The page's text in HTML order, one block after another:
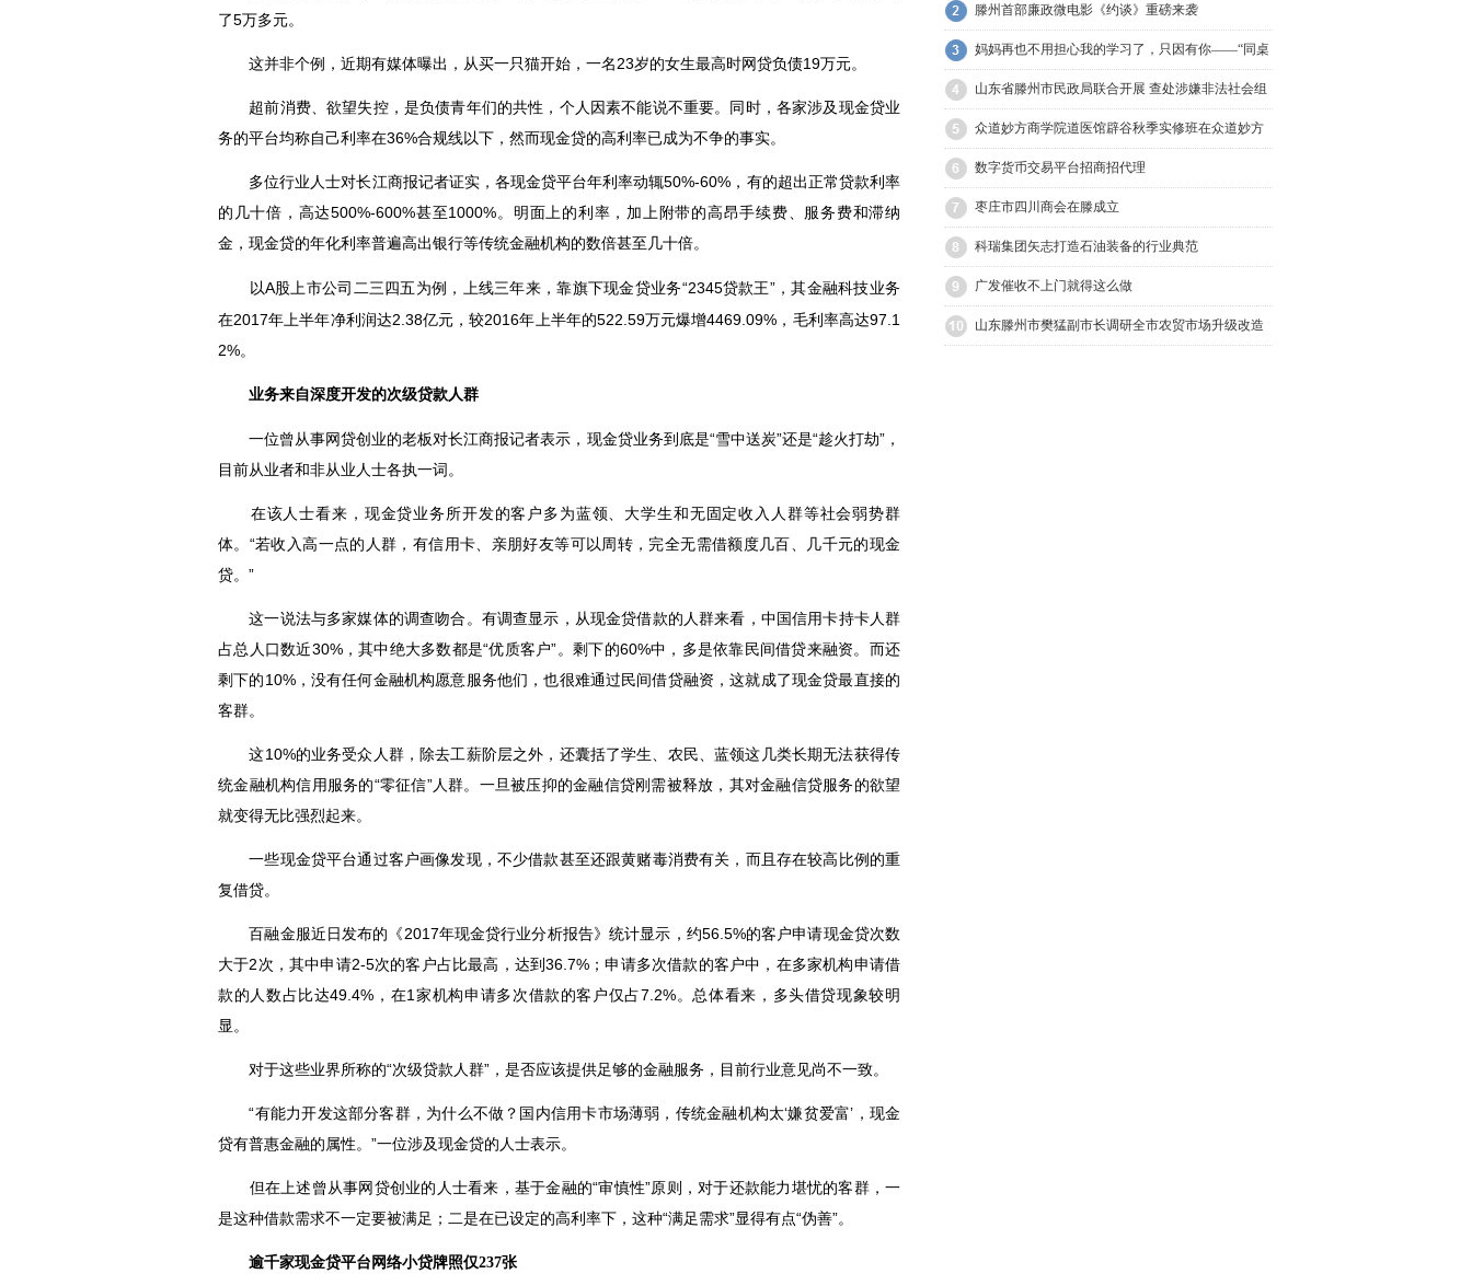
了5万多元。
这并非个例，近期有媒体曝出，从买一只猫开始，一名23岁的女生最高时网贷负债19万元。
超前消费、欲望失控，是负债青年们的共性，个人因素不能说不重要。同时，各家涉及现金贷业
务的平台均称自己利率在36%合规线以下，然而现金贷的高利率已成为不争的事实。
多位行业人士对长江商报记者证实，各现金贷平台年利率动辄50%-60%，有的超出正常贷款利率
的几十倍，高达500%-600%甚至1000%。明面上的利率，加上附带的高昂手续费、服务费和滞纳
金，现金贷的年化利率普遍高出银行等传统金融机构的数倍甚至几十倍。
以A股上市公司 二三四五 为例，上线三年来，靠旗下现金贷业务“2345贷款王”，其金融科技业务
在2017年上半年净利润达2.38亿元，较2016年上半年的522.59万元爆增4469.09%，毛利率高达97.1
2%。
业务来自深度开发的次级贷款人群
一位曾从事网贷创业的老板对长江商报记者表示，现金贷业务到底是“雪中送炭”还是“趁火打劫”，
目前从业者和非从业人士各执一词。
在该人士看来，现金贷业务所开发的客户多为蓝领、大学生和无固定收入人群等社会弱势群
体。“若收入高一点的人群，有信用卡、亲朋好友等可以周转，完全无需借额度几百、几千元的现金
贷。”
这一说法与多家媒体的调查吻合。有调查显示，从现金贷借款的人群来看，中国信用卡持卡人群
占总人口数近30%，其中绝大多数都是“优质客户”。剩下的60%中，多是依靠民间借贷来融资。而还
剩下的10%，没有任何金融机构愿意服务他们，也很难通过民间借贷融资，这就成了现金贷最直接的
客群。
这10%的业务受众人群，除去工薪阶层之外，还囊括了学生、农民、蓝领这几类长期无法获得传
统金融机构信用服务的“零征信”人群。一旦被压抑的金融信贷刚需被释放，其对金融信贷服务的欲望
就变得无比强烈起来。
一些现金贷平台通过客户画像发现，不少借款甚至还跟黄赌毒消费有关，而且存在较高比例的重
复借贷。
百融金服近日发布的《2017年现金贷行业分析报告》统计显示，约56.5%的客户申请现金贷次数
大于2次，其中申请2-5次的客户占比最高，达到36.7%；申请多次借款的客户中，在多家机构申请借
款的人数占比达49.4%，在1家机构申请多次借款的客户仅占7.2%。总体看来，多头借贷现象较明
显。
对于这些业界所称的“次级贷款人群”，是否应该提供足够的金融服务，目前行业意见尚不一致。
“有能力开发这部分客群，为什么不做？国内信用卡市场薄弱，传统金融机构太‘嫌贫爱富’，现金
贷有普惠金融的属性。”一位涉及现金贷的人士表示。
但在上述曾从事网贷创业的人士看来，基于金融的“审慎性”原则，对于还款能力堪忧的客群，一
是这种借款需求不一定要被满足；二是在已设定的高利率下，这种“满足需求”显得有点“伪善”。
逾千家现金贷平台网络小贷牌照仅237张
园调研回迁安置房屋规划建设情况
滕州首部廉政微电影《约谈》重磅来袭
妈妈再也不用担心我的学习了，只因有你——“同桌
100学习网”你好，我也好
山东省滕州市民政局联合开展 查处涉嫌非法社会组
织活动
众道妙方商学院道医馆辟谷秋季实修班在众道妙方
培训基地圆满结束
数字货币交易平台招商招代理
枣庄市四川商会在滕成立
科瑞集团矢志打造石油装备的行业典范
广发催收不上门就得这么做
山东滕州市樊猛副市长调研全市农贸市场升级改造